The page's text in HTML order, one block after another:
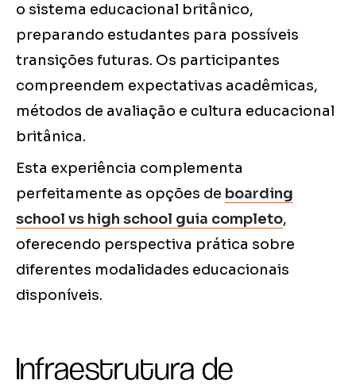
o sistema educacional britânico,
preparando estudantes para possíveis
transições futuras. Os participantes
compreendem expectativas acadêmicas,
métodos de avaliação e cultura educacional
britânica.
Esta experiência complementa
perfeitamente as opções de boarding
school vs high school guia completo,
oferecendo perspectiva prática sobre
diferentes modalidades educacionais
disponíveis.
Infraestrutura de